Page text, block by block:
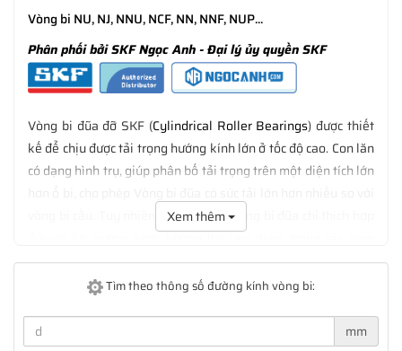
Vòng bi NU, NJ, NNU, NCF, NN, NNF, NUP...
Phân phối bởi SKF Ngọc Anh - Đại lý ủy quyền SKF
Vòng bi đũa đỡ SKF (Cylindrical Roller Bearings) được thiết
kế để chịu được tải trọng hướng kính lớn ở tốc độ cao. Con lăn
có dạng hình trụ, giúp phân bố tải trọng trên một diện tích lớn
vòng bi cầu. Tuy nhiên, thiết kế của vòng bi đũa chỉ thích hợp
đối với lực hướng kính, không thể ứng dụng trong các công
việc đòi hỏi sức tải dọc trục.
Xem thêm
Tìm theo thông số đường kính vòng bi:
mm